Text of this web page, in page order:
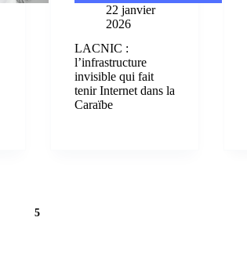
22 janvier
2026
LACNIC :
l’infrastructure
invisible qui fait
tenir Internet dans la
Caraïbe
5